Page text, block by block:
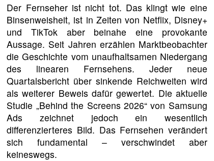
Der Fernseher ist nicht tot. Das klingt wie eine
Binsenweisheit, ist in Zeiten von Netflix, Disney+
und TikTok aber beinahe eine provokante
Aussage. Seit Jahren erzählen Marktbeobachter
die Geschichte vom unaufhaltsamen Niedergang
des linearen Fernsehens. Jeder neue
Quartalsbericht über sinkende Reichweiten wird
als weiterer Beweis dafür gewertet. Die aktuelle
Studie „Behind the Screens 2026“ von Samsung
Ads zeichnet jedoch ein wesentlich
differenzierteres Bild. Das Fernsehen verändert
sich fundamental – verschwindet aber
keineswegs.